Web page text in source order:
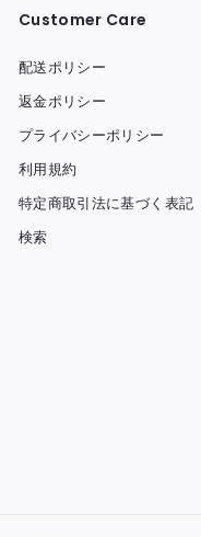
Customer Care
配送ポリシー
返金ポリシー
プライバシーポリシー
利用規約
特定商取引法に基づく表記
検索